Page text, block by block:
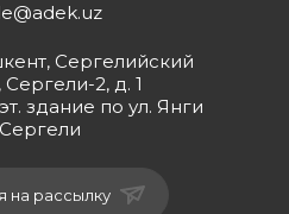
Сергелийский
2, д. 1
здание по ул. Янги
Сергели
на рассылку